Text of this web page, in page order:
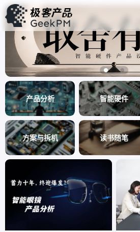
产品分析 智能硬件
方案与拆机 读书随笔